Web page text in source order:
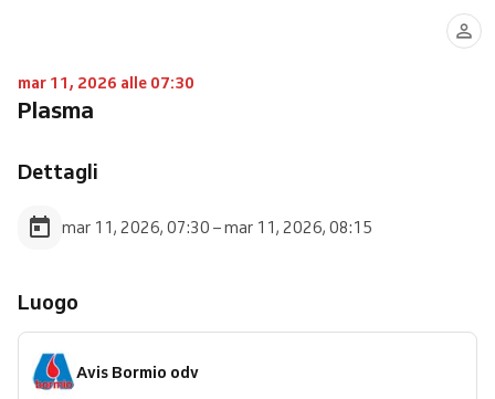
mar 11, 2026 alle 07:30
Plasma
Dettagli
mar 11, 2026, 07:30 – mar 11, 2026, 08:15
Luogo
Avis Bormio odv